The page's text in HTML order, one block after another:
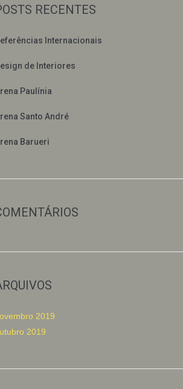
RECENTES
Internacionais
de Interiores
Paulínia
Santo André
Barueri
2019
2019